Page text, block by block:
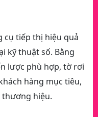
cụ tiếp thị hiệu quả
kỹ thuật số. Bằng
lược phù hợp, tờ rơi
hàng mục tiêu,
thương hiệu.